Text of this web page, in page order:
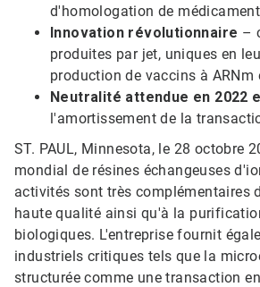
d'homologation de
Innovation révolutionnaire –
produites par jet, uniques en
production de vaccins à
Neutralité attendue en 2022
l'amortissement de la
ST. PAUL, Minnesota, le 28 octobre
mondial de résines échangeuses
activités sont très complémentaires
haute qualité ainsi qu'à la
biologiques. L'entreprise fournit
industriels critiques tels que la
structurée comme une transaction